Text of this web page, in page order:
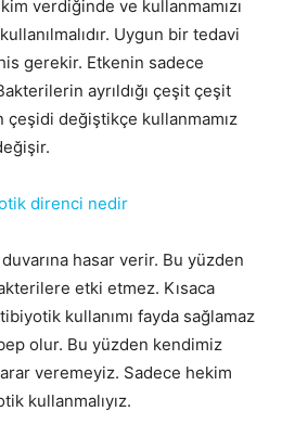
verdiğinde ve kullanmamızı
Uygun bir tedavi
gerekir. Etkenin sadece
ayrıldığı çeşit çeşit
çeşidi değiştikçe kullanmamız
direnci nedir
hasar verir. Bu yüzden
etki etmez. Kısaca
kullanımı fayda sağlamaz
olur. Bu yüzden kendimiz
veremeyiz. Sadece hekim
kullanmalıyız.